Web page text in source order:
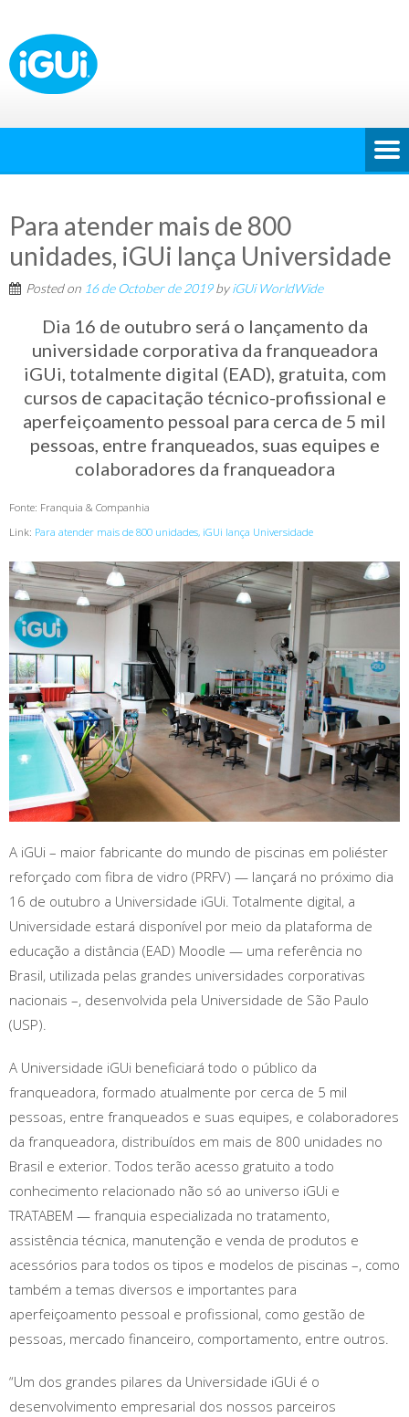
Para atender mais de 800
unidades, iGUi lança Universidade
Posted on 16 de October de 2019byiGUi WorldWide
Dia 16 de outubro será o lançamento da
universidade corporativa da franqueadora
iGUi, totalmente digital (EAD), gratuita, com
cursos de capacitação técnico-profissional e
aperfeiçoamento pessoal para cerca de 5 mil
pessoas, entre franqueados, suas equipes e
colaboradores da franqueadora
Fonte: Franquia & Companhia
Link: Para atender mais de 800 unidades, iGUi lança Universidade
A iGUi – maior fabricante do mundo de piscinas em poliéster
reforçado com fibra de vidro (PRFV) — lançará no próximo dia
16 de outubro a Universidade iGUi. Totalmente digital, a
Universidade estará disponível por meio da plataforma de
educação a distância (EAD) Moodle — uma referência no
Brasil, utilizada pelas grandes universidades corporativas
nacionais –, desenvolvida pela Universidade de São Paulo
(USP).
A Universidade iGUi beneficiará todo o público da
franqueadora, formado atualmente por cerca de 5 mil
pessoas, entre franqueados e suas equipes, e colaboradores
da franqueadora, distribuídos em mais de 800 unidades no
Brasil e exterior. Todos terão acesso gratuito a todo
conhecimento relacionado não só ao universo iGUi e
TRATABEM — franquia especializada no tratamento,
assistência técnica, manutenção e venda de produtos e
acessórios para todos os tipos e modelos de piscinas –, como
também a temas diversos e importantes para
aperfeiçoamento pessoal e profissional, como gestão de
pessoas, mercado financeiro, comportamento, entre outros.
“Um dos grandes pilares da Universidade iGUi é o
desenvolvimento empresarial dos nossos parceiros